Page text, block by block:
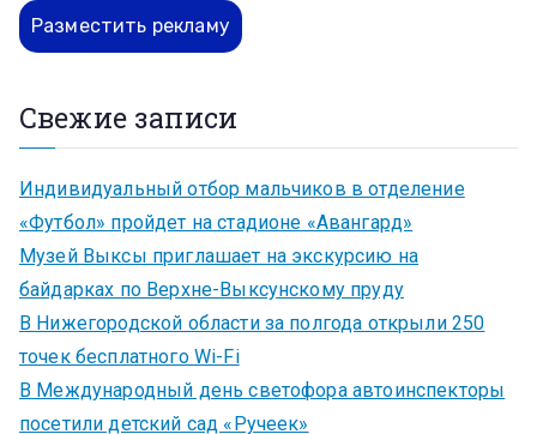
Разместить рекламу
Свежие записи
Индивидуальный отбор мальчиков в отделение
«Футбол» пройдет на стадионе «Авангард»
Музей Выксы приглашает на экскурсию на
байдарках по Верхне-Выксунскому пруду
В Нижегородской области за полгода открыли 250
точек бесплатного Wi-Fi
В Международный день светофора автоинспекторы
посетили детский сад «Ручеек»